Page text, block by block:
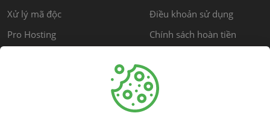
Xử lý mã độc
Pro Hosting
Điều khoản sử dụng
Chính sách hoàn tiền